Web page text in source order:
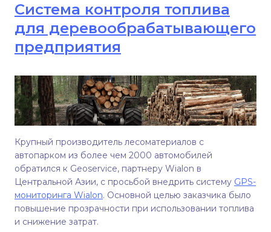
Система контроля топлива
для деревообрабатывающего
предприятия
Крупный производитель лесоматериалов с
автопарком из более чем 2000 автомобилей
обратился к Geoservice, партнеру Wialon в
Центральной Азии, с просьбой внедрить систему GPS-
мониторинга Wialon. Основной целью заказчика было
повышение прозрачности при использовании топлива
и снижение затрат.